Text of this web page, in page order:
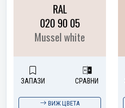
RAL
020 90 05
Mussel white
ЗАПАЗИ СРАВНИ
ВИЖ ЦВЕТА